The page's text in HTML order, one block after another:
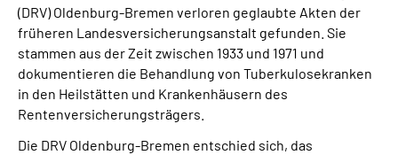
(DRV) Oldenburg-Bremen verloren geglaubte Akten der
früheren Landesversicherungsanstalt gefunden. Sie
stammen aus der Zeit zwischen 1933 und 1971 und
dokumentieren die Behandlung von Tuberkulosekranken
in den Heilstätten und Krankenhäusern des
Rentenversicherungsträgers.
Die DRV Oldenburg-Bremen entschied sich, das